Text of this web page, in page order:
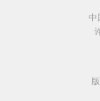
中